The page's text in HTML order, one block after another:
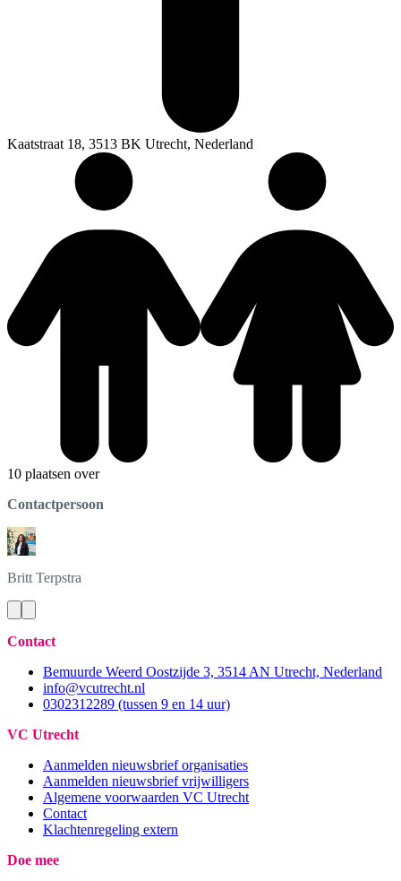
Kaatstraat 18, 3513 BK Utrecht, Nederland
10 plaatsen over
Contactpersoon
Britt Terpstra
Contact
Bemuurde Weerd Oostzijde 3, 3514 AN Utrecht, Nederland
info@vcutrecht.nl
0302312289 (tussen 9 en 14 uur)
VC Utrecht
Aanmelden nieuwsbrief organisaties
Aanmelden nieuwsbrief vrijwilligers
Algemene voorwaarden VC Utrecht
Contact
Klachtenregeling extern
Doe mee